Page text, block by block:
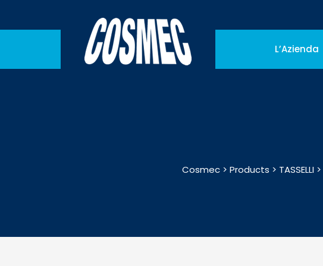
L’Azienda
Cosmec > Products > TASSELLI >